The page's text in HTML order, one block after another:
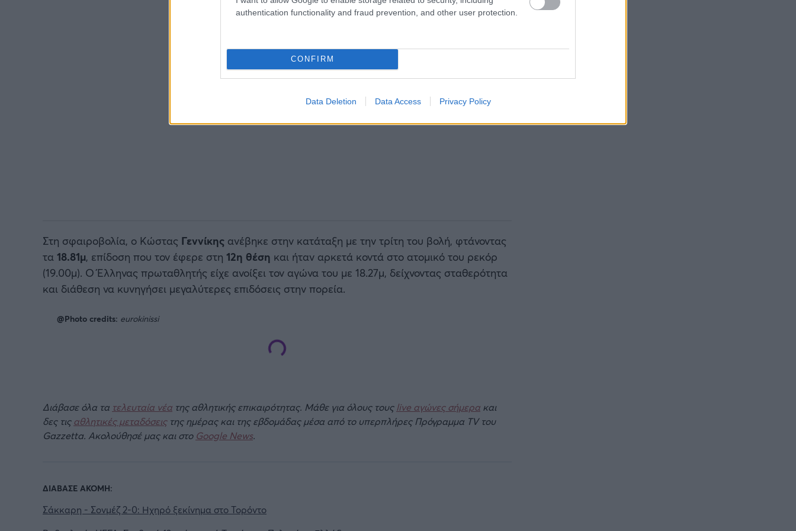
authentication functionality and fraud prevention, and other user protection.
CONFIRM
Data Deletion Data Access Privacy Policy
Στη σφαιροβολία, ο Κώστας Γεννίκης ανέβηκε στην κατάταξη με την τρίτη του βολή, φτάνοντας
τα 18.81μ, επίδοση που τον έφερε στη 12η θέση και ήταν αρκετά κοντά στο ατομικό του ρεκόρ
(19.00μ). Ο Έλληνας πρωταθλητής είχε ανοίξει τον αγώνα του με 18.27μ, δείχνοντας σταθερότητα
και διάθεση να κυνηγήσει μεγαλύτερες επιδόσεις στην πορεία.
@Photo credits: eurokinissi
Διάβασε όλα τα τελευταία νέα της αθλητικής επικαιρότητας. Μάθε για όλους τους live αγώνες σήμερα και
δες τιςαθλητικές μεταδόσειςτης ημέρας και της εβδομάδας μέσα από το υπερπλήρες Πρόγραμμα TV του
Gazzetta. Ακολούθησέ μας και στο Google News.
ΔΙΑΒΑΣΕ ΑΚΟΜΗ:
Σάκκαρη - Σονμέζ 2-0: Ηχηρό ξεκίνημα στο Τορόντο